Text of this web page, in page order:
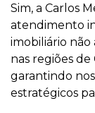
Sim, a Carlos
atendimento
imobiliário não
nas regiões de
garantindo
estratégicos